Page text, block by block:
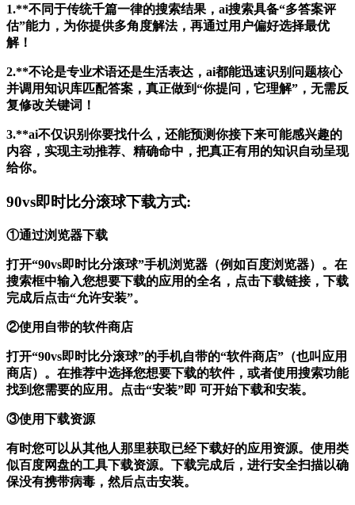
1.**不同于传统千篇一律的搜索结果，ai搜索具备“多答案评
估”能力，为你提供多角度解法，再通过用户偏好选择最优
解！
2.**不论是专业术语还是生活表达，ai都能迅速识别问题核心
并调用知识库匹配答案，真正做到“你提问，它理解”，无需反
复修改关键词！
3.**ai不仅识别你要找什么，还能预测你接下来可能感兴趣的
内容，实现主动推荐、精确命中，把真正有用的知识自动呈现
给你。
90vs即时比分滚球下载方式:
①通过浏览器下载
打开“90vs即时比分滚球”手机浏览器（例如百度浏览器）。在
搜索框中输入您想要下载的应用的全名，点击下载链接，下载
完成后点击“允许安装”。
②使用自带的软件商店
打开“90vs即时比分滚球”的手机自带的“软件商店”（也叫应用
商店）。在推荐中选择您想要下载的软件，或者使用搜索功能
找到您需要的应用。点击“安装”即 可开始下载和安装。
③使用下载资源
有时您可以从其他人那里获取已经下载好的应用资源。使用类
似百度网盘的工具下载资源。下载完成后，进行安全扫描以确
保没有携带病毒，然后点击安装。